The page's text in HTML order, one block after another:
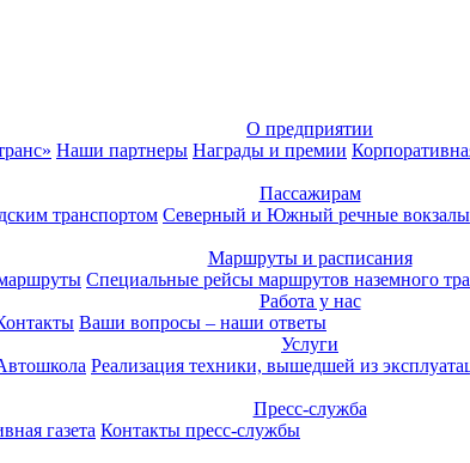
О предприятии
Наши партнеры Награды и премии
Пассажирам
транспортом Северный и Южный речные вокзалы
Маршруты и расписания
Специальные рейсы маршрутов наземного
Работа у нас
Ваши вопросы – наши ответы
Услуги
Реализация техники, вышедшей из
Пресс-служба
газета Контакты пресс-службы